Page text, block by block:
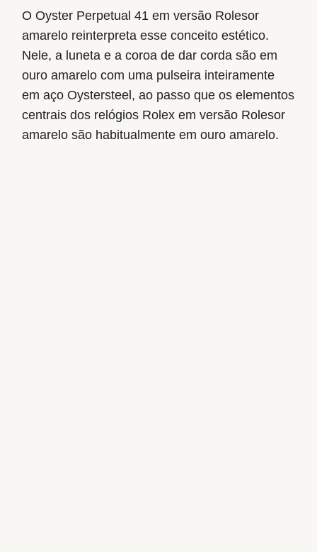
O Oyster Perpetual 41 em versão Rolesor
amarelo reinterpreta esse conceito estético.
Nele, a luneta e a coroa de dar corda são em
ouro amarelo com uma pulseira inteiramente
em aço Oystersteel, ao passo que os elementos
centrais dos relógios Rolex em versão Rolesor
amarelo são habitualmente em ouro amarelo.